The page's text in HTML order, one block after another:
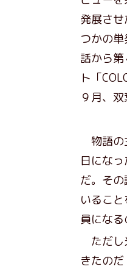
発展さ
つかの
話から
ト「
９月、
物語の
日にな
だ。そ
いるこ
員になる
ただし
きたの